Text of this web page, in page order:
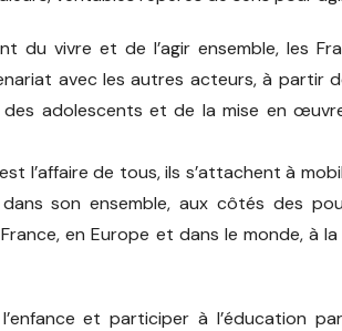
St Barthelemy
Micro-crèche St
Ternuay Melay et
Lure Mortard
Lure « Michel Noir »
Lyoffans
Magny Vernois
Moffans et
St Germain
Ste Marie en Chanois
St Sauveur
Esprels
Fallon
Villersexel
Frahier
Ronchamp
Arc les Gray
du vivre et de l’agir ensemble, les
avec les autres acteurs, à partir
des adolescents et de la mise en
l’affaire de tous, ils s’attachent à
son ensemble, aux côtés des
en Europe et dans le monde, à
et participer à l’éducation